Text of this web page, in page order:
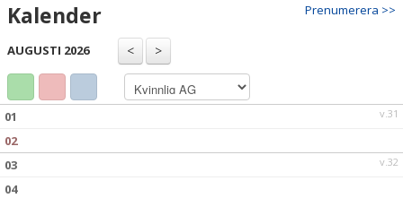
KALENDER
TÄVLINGAR
KONTAKTA OSS
Prenumerera >>
Kalender
AUGUSTI 2026
v.31
01
02
v.32
03
04